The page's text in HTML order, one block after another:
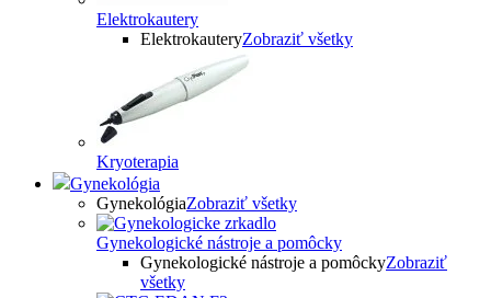
Elektrokautery
ElektrokauteryZobraziť všetky
Kryoterapia
Gynekológia
GynekológiaZobraziť všetky
Gynekologické nástroje a pomôcky
Gynekologické nástroje a pomôckyZobraziť
všetky